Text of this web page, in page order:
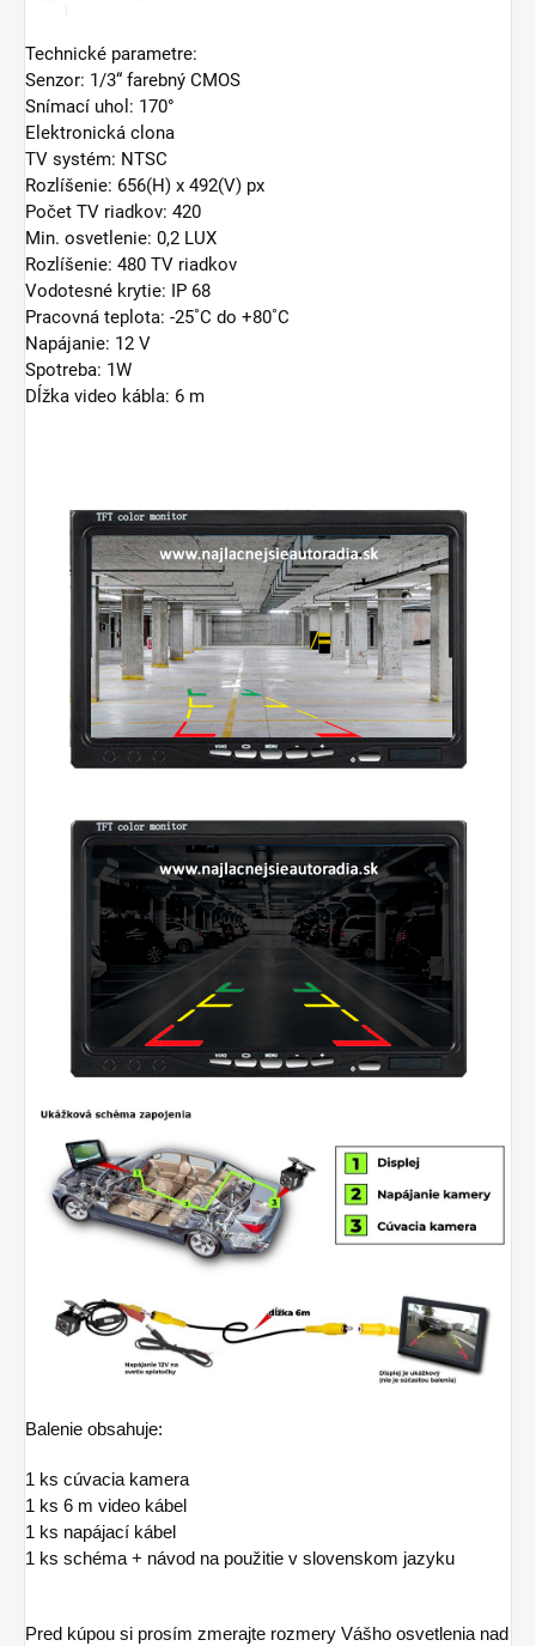
Technické parametre:
Senzor: 1/3“ farebný CMOS
Snímací uhol: 170°
Elektronická clona
TV systém: NTSC
Rozlíšenie: 656(H) x 492(V) px
Počet TV riadkov: 420
Min. osvetlenie: 0,2 LUX
Rozlíšenie: 480 TV riadkov
Vodotesné krytie: IP 68
Pracovná teplota: -25˚C do +80˚C
Napájanie: 12 V
Spotreba: 1W
Dĺžka video kábla: 6 m
Balenie obsahuje:
1 ks cúvacia kamera
1 ks 6 m video kábel
1 ks napájací kábel
1 ks schéma + návod na použitie v slovenskom jazyku
Pred kúpou si prosím zmerajte rozmery Vášho osvetlenia nad